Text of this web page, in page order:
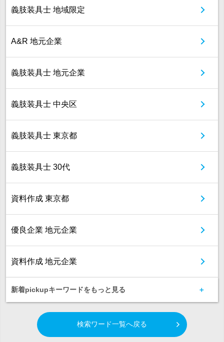
義肢装具士 地域限定
A&R 地元企業
義肢装具士 地元企業
義肢装具士 中央区
義肢装具士 東京都
義肢装具士 30代
資料作成 東京都
優良企業 地元企業
資料作成 地元企業
新着pickupキーワードをもっと見る
検索ワード一覧へ戻る